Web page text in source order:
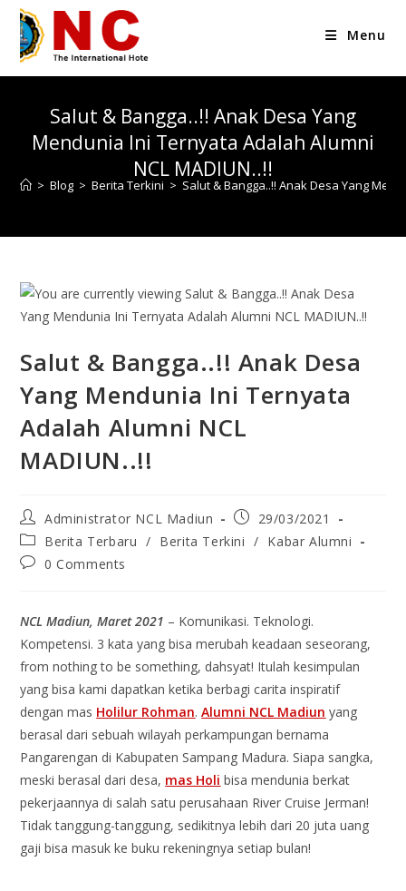
Menu
Salut & Bangga..!! Anak Desa Yang
Mendunia Ini Ternyata Adalah Alumni
NCL MADIUN..!!
> Blog > Berita Terkini > Salut & Bangga..!! Anak Desa Yang
Salut & Bangga..!! Anak Desa
Yang Mendunia Ini Ternyata
Adalah Alumni NCL
MADIUN..!!
Administrator NCL Madiun
29/03/2021
Berita Terbaru / Berita Terkini / Kabar Alumni
0 Comments
NCL Madiun, Maret 2021 – Komunikasi. Teknologi.
Kompetensi. 3 kata yang bisa merubah keadaan seseorang,
from nothing to be something, dahsyat! Itulah kesimpulan
yang bisa kami dapatkan ketika berbagi carita inspiratif
dengan mas Holilur Rohman.Alumni NCL Madiun yang
berasal dari sebuah wilayah perkampungan bernama
Pangarengan di Kabupaten Sampang Madura. Siapa sangka,
meski berasal dari desa, mas Holi bisa mendunia berkat
pekerjaannya di salah satu perusahaan River Cruise Jerman!
Tidak tanggung-tanggung, sedikitnya lebih dari 20 juta uang
gaji bisa masuk ke buku rekeningnya setiap bulan!